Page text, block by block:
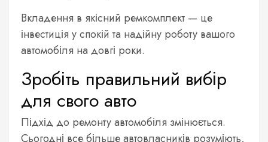
Вкладення в якісний ремкомплект — це
інвестиція у спокій та надійну роботу вашого
автомобіля на довгі роки.
Зробіть правильний вибір
для свого авто
Підхід до ремонту автомобіля змінюється.
Сьогодні все більше автовласників розуміють,